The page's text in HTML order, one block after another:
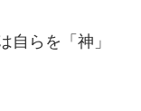
自らを「神」